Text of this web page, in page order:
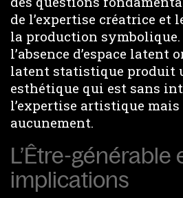
de l’expertise créatrice et
la production symbolique.
l’absence d’espace latent
latent statistique produit
esthétique qui est sans
l’expertise artistique
aucunement.
L’Être-générable
implications